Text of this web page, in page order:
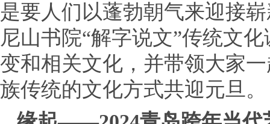
是要人们以蓬勃朝气来迎接
尼山书院“解字说文”传统文
变和相关文化，并带领大家
族传统的文化方式共迎元旦。